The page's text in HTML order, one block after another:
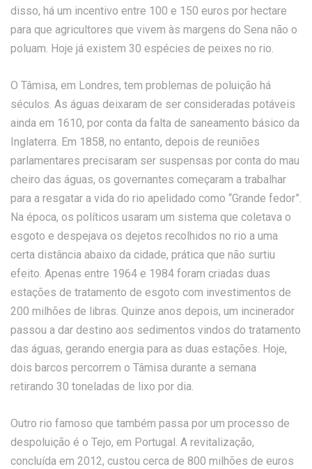
disso, há um incentivo entre 100 e 150 euros por hectare
para que agricultores que vivem às margens do Sena não o
poluam. Hoje já existem 30 espécies de peixes no rio.
O Tâmisa, em Londres, tem problemas de poluição há
séculos. As águas deixaram de ser consideradas potáveis
ainda em 1610, por conta da falta de saneamento básico da
Inglaterra. Em 1858, no entanto, depois de reuniões
parlamentares precisaram ser suspensas por conta do mau
cheiro das águas, os governantes começaram a trabalhar
para a resgatar a vida do rio apelidado como “Grande fedor”.
Na época, os políticos usaram um sistema que coletava o
esgoto e despejava os dejetos recolhidos no rio a uma
certa distância abaixo da cidade, prática que não surtiu
efeito. Apenas entre 1964 e 1984 foram criadas duas
estações de tratamento de esgoto com investimentos de
200 milhões de libras. Quinze anos depois, um incinerador
passou a dar destino aos sedimentos vindos do tratamento
das águas, gerando energia para as duas estações. Hoje,
dois barcos percorrem o Tâmisa durante a semana
retirando 30 toneladas de lixo por dia.
Outro rio famoso que também passa por um processo de
despoluição é o Tejo, em Portugal. A revitalização,
concluída em 2012, custou cerca de 800 milhões de euros